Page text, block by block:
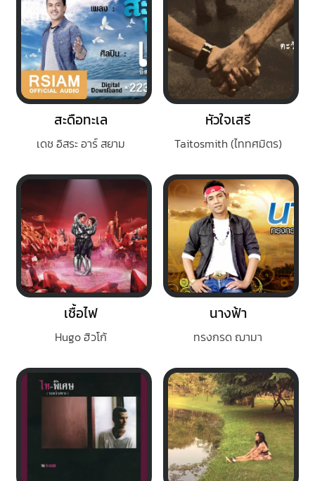
สะดือทะเล
เดช อิสระ อาร์ สยาม
หัวใจเสรี
Taitosmith (ไททศมิตร)
เชื้อไฟ
Hugo ฮิวโก้
นางฟ้า
ทรงกรด ฌามา